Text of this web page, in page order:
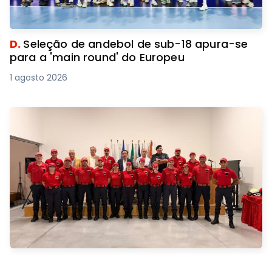
D. Seleção de andebol de sub-18 apura-se
para a 'main round' do Europeu
1 agosto 2026